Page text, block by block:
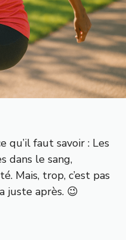
qu’il faut savoir : Les
dans le sang,
Mais, trop, c’est pas
juste après. 😉